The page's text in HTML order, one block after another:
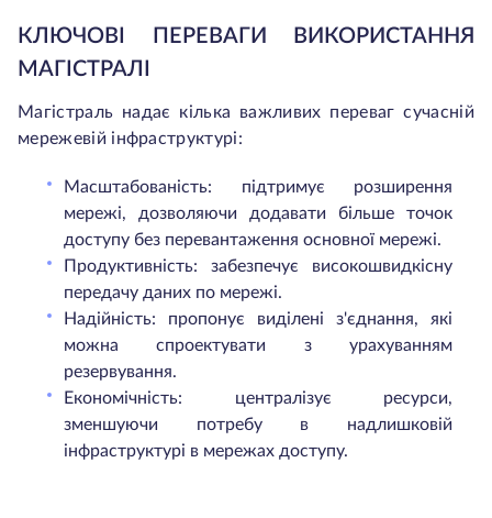
КЛЮЧОВІ ПЕРЕВАГИ ВИКОРИСТАННЯ
МАГІСТРАЛІ
Магістраль надає кілька важливих переваг сучасній
мережевій інфраструктурі:
Масштабованість: підтримує розширення
мережі, дозволяючи додавати більше точок
доступу без перевантаження основної мережі.
Продуктивність: забезпечує високошвидкісну
передачу даних по мережі.
Надійність: пропонує виділені з'єднання, які
можна спроектувати з урахуванням
резервування.
Економічність: централізує ресурси,
зменшуючи потребу в надлишковій
інфраструктурі в мережах доступу.